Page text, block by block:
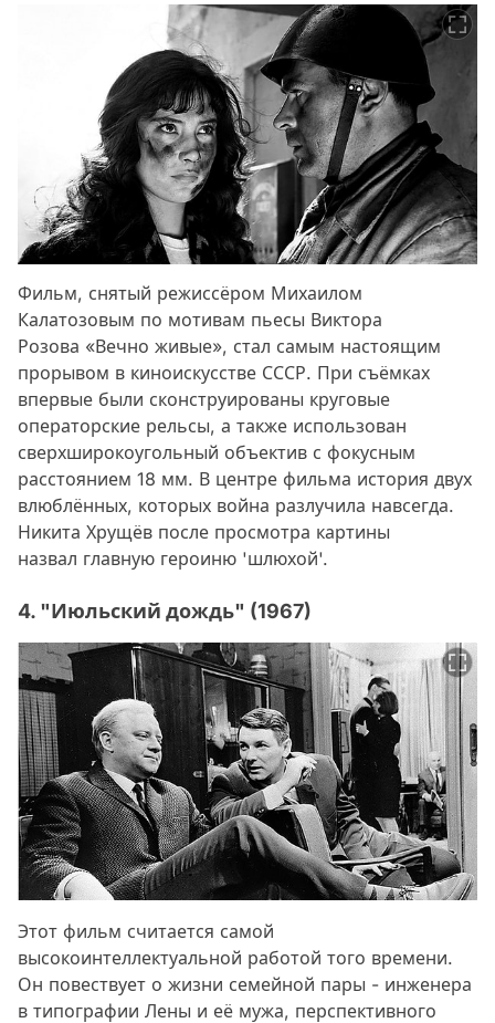
Фильм, снятый режиссёром Михаилом
Калатозовым по мотивам пьесы Виктора
Розова «Вечно живые», стал самым настоящим
прорывом в киноискусстве СССР. При съёмках
впервые были сконструированы круговые
операторские рельсы, а также использован
сверхширокоугольный объектив с фокусным
расстоянием 18 мм. В центре фильма история двух
влюблённых, которых война разлучила навсегда.
Никита Хрущёв после просмотра картины
назвал главную героиню 'шлюхой'.
4. "Июльский дождь" (1967)
Этот фильм считается самой
высокоинтеллектуальной работой того времени.
Он повествует о жизни семейной пары - инженера
в типографии Лены и её мужа, перспективного